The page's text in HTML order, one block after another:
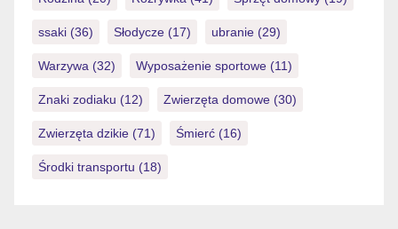
ssaki (36) Słodycze (17) ubranie (29)
Warzywa (32) Wyposażenie sportowe (11)
Znaki zodiaku (12) Zwierzęta domowe (30)
Zwierzęta dzikie (71) Śmierć (16)
Środki transportu (18)